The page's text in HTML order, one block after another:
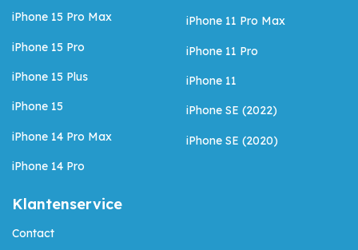
iPhone 15 Pro Max
iPhone 15 Pro
iPhone 15 Plus
iPhone 15
iPhone 14 Pro Max
iPhone 14 Pro
iPhone 11 Pro Max
iPhone 11 Pro
iPhone 11
iPhone SE (2022)
iPhone SE (2020)
Klantenservice
Contact